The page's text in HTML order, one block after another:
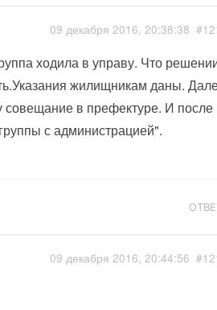
09 декабря 2016, 20:38:38
ходила в управу. Что
жилищникам даны.
в префектуре. И после
с администрацией".
09 декабря 2016, 20:44:56